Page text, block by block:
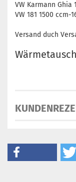
VW Karmann Ghia
VW 181 1500
Versand duch